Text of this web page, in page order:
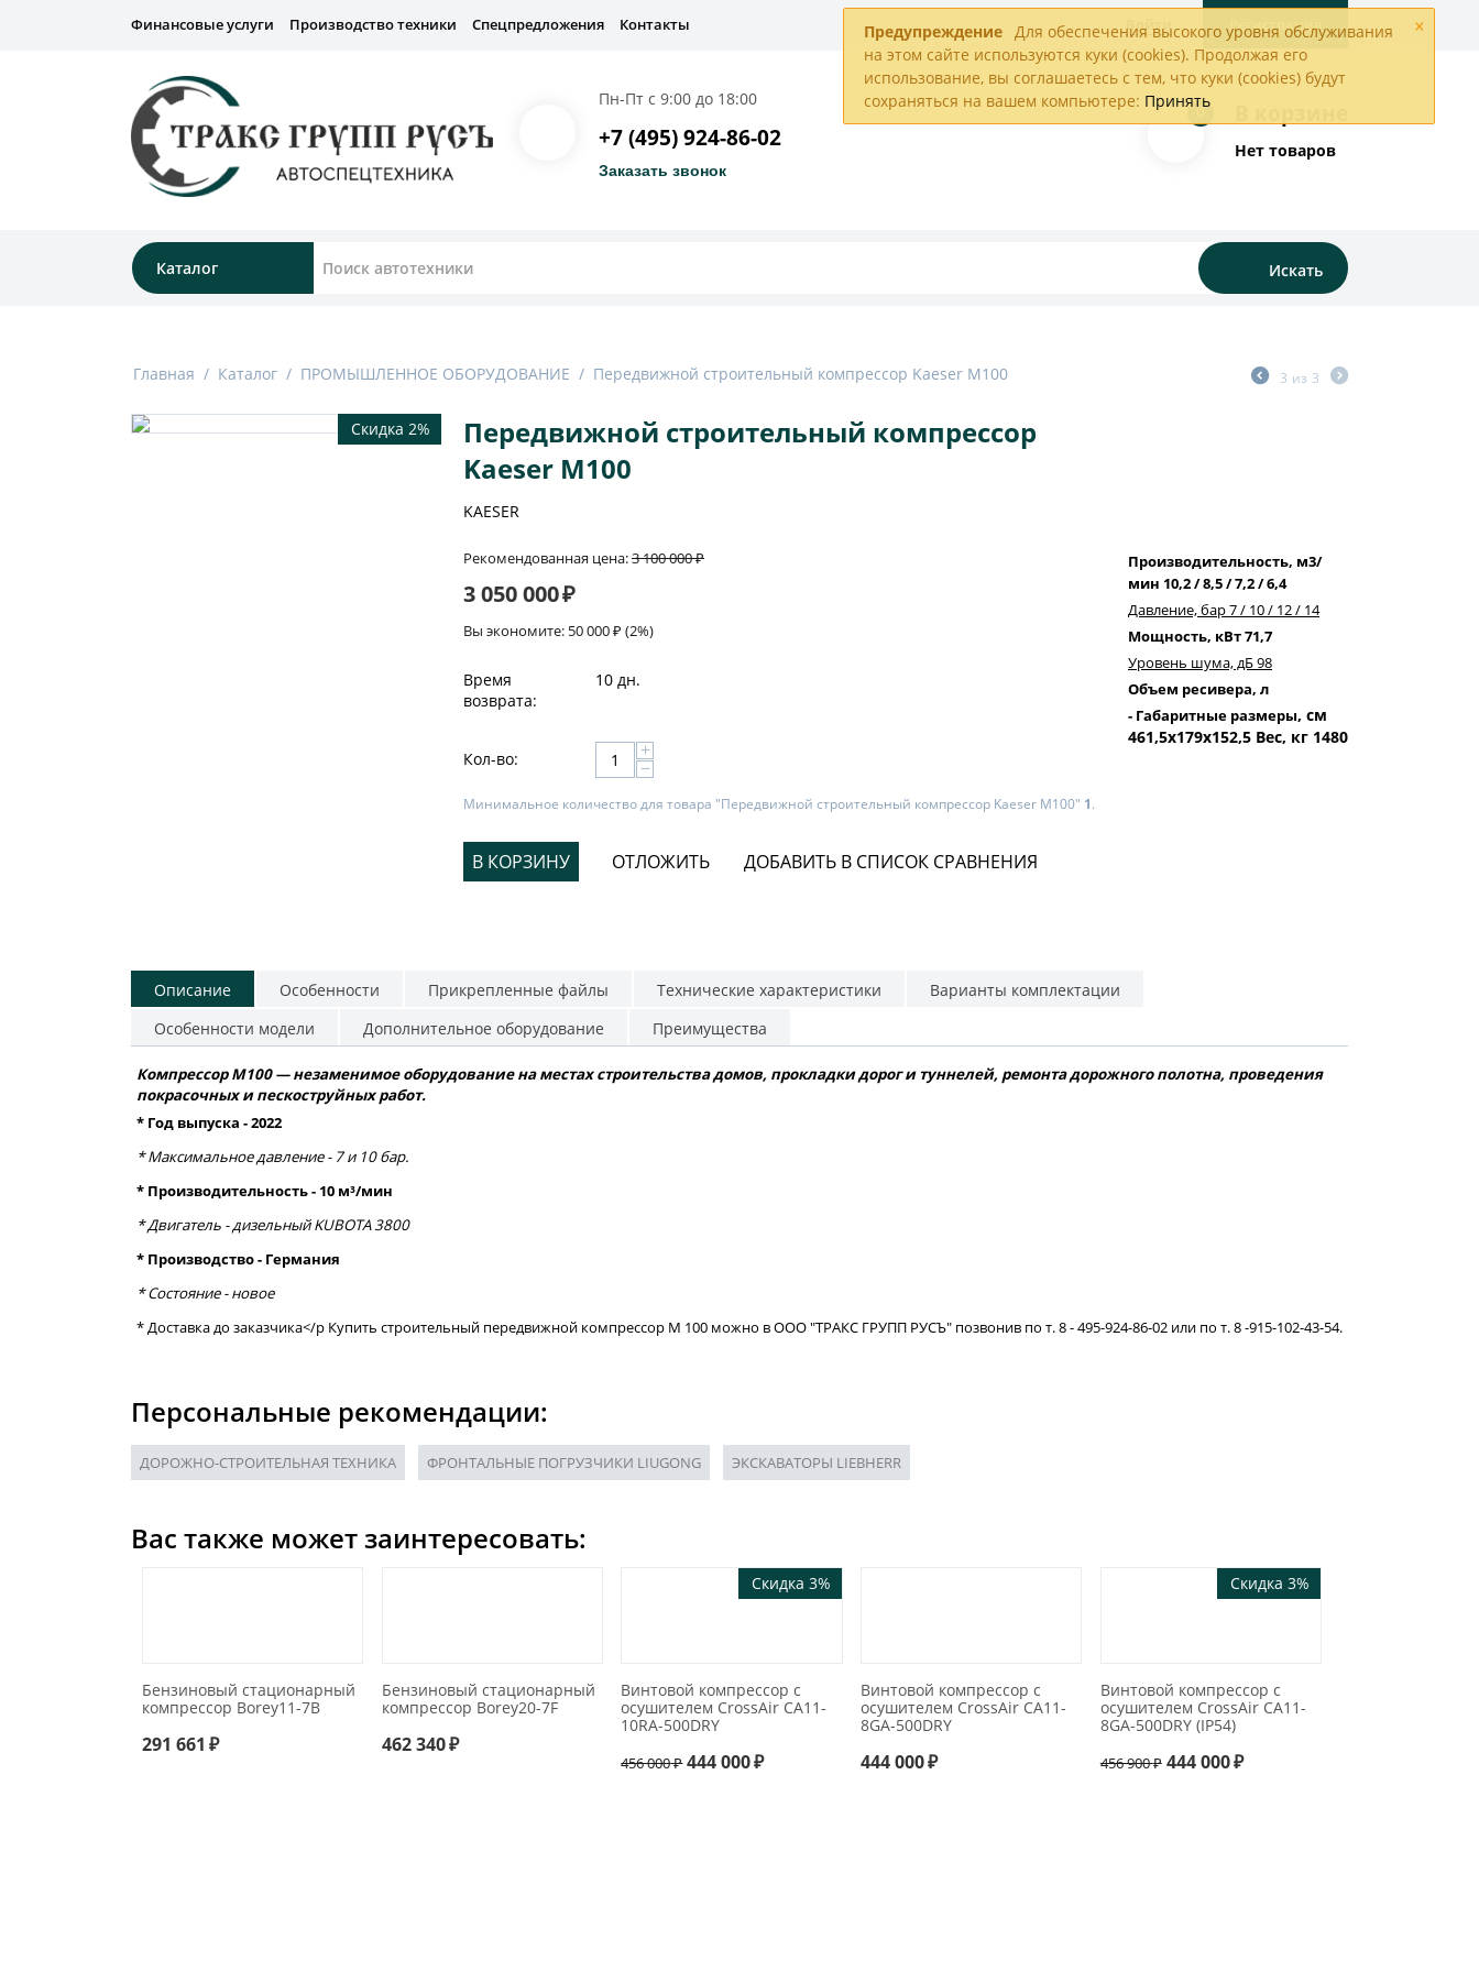
×
Предупреждение Для обеспечения высокого уровня обслуживания
на этом сайте используются куки (cookies). Продолжая его
использование, вы соглашаетесь с тем, что куки (cookies) будут
сохраняться на вашем компьютере: Принять
Финансовые услуги Производство техники Спецпредложения Контакты Войти Регистрация
Пн-Пт с 9:00 до 18:00
+7 (495) 924-86-02
Заказать звонок
0
Нет товаров
Каталог Искать
Главная / Каталог / ПРОМЫШЛЕННОЕ ОБОРУДОВАНИЕ / Передвижной строительный компрессор Kaeser M100 3 из 3
Скидка 2%
Передвижной строительный компрессор
Kaeser M100
KAESER
Производительность, м3/
мин 10,2 / 8,5 / 7,2 / 6,4
Давление, бар 7 / 10 / 12 / 14
Мощность, кВт 71,7
Уровень шума, дБ 98
Объем ресивера, л
- Габаритные размеры, см
461,5х179х152,5 Вес, кг 1480
Рекомендованная цена:3 100 000₽
3 050 000₽
Вы экономите: 50 000₽ (2%)
Время
возврата:
10 дн.
Кол-во: +
−
Минимальное количество для товара "Передвижной строительный компрессор Kaeser M100" 1.
В КОРЗИНУ ОТЛОЖИТЬ ДОБАВИТЬ В СПИСОК СРАВНЕНИЯ
Описание Особенности Прикрепленные файлы Технические характеристики
Варианты комплектации
Особенности модели
Дополнительное оборудование Преимущества
Компрессор М100 — незаменимое оборудование на местах строительства домов, прокладки дорог и туннелей, ремонта дорожного полотна, проведения
покрасочных и пескоструйных работ.
* Год выпуска - 2022
* Максимальное давление - 7 и 10 бар.
* ⁠Производительность - 10 м³/мин
* ⁠Двигатель - дизельный KUBOTA 3800
* ⁠Производство - Германия
* ⁠Состояние - новое
* ⁠Доставка до заказчика</p Купить строительный передвижной компрессор М 100 можно в ООО "ТРАКС ГРУПП РУСЪ" позвонив по т. 8 - 495-924-86-02 или по т. 8 -915-102-43-54.
Персональные рекомендации:
ДОРОЖНО-СТРОИТЕЛЬНАЯ ТЕХНИКА ФРОНТАЛЬНЫЕ ПОГРУЗЧИКИ LIUGONG ЭКСКАВАТОРЫ LIEBHERR
Вас также может заинтересовать:
Бензиновый стационарный
компрессор Borey11-7B
291 661 ₽
Бензиновый стационарный
компрессор Borey20-7F
462 340₽
Скидка 3%
Винтовой компрессор с
осушителем CrossAir CA11-
10RA-500DRY
456 000₽ 444 000₽
Винтовой компрессор с
осушителем CrossAir CA11-
8GA-500DRY
444 000₽
Скидка 3%
Винтовой компрессор с
осушителем CrossAir CA11-
8GA-500DRY (IP54)
456 900₽ 444 000₽